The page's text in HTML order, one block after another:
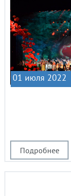
Подробнее
01 июля 2022